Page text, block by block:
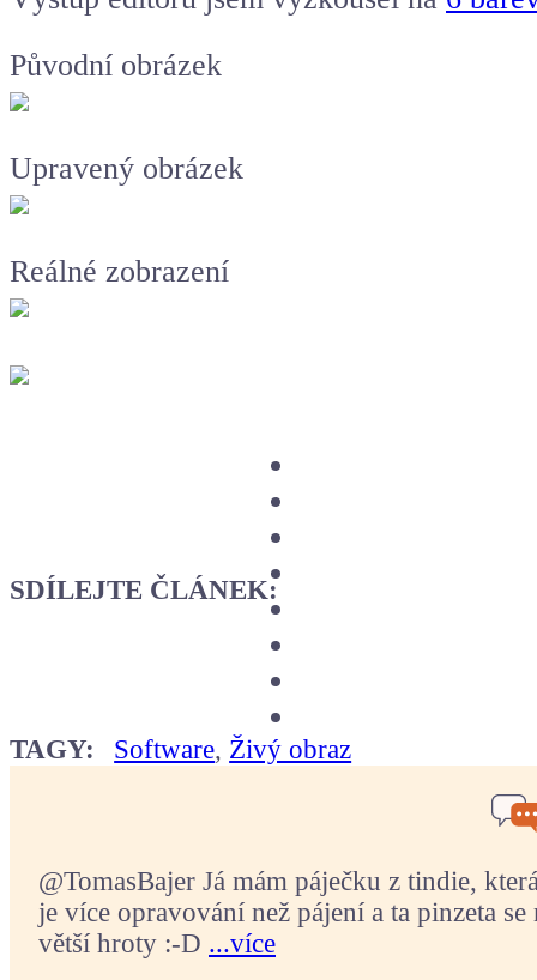
Původní obrázek
Upravený obrázek
Reálné zobrazení
SDÍLEJTE ČLÁNEK:
TAGY: Software, Živý obraz
@TomasBajer Já mám páječku z tindie,
je více opravování než pájení a ta pinzeta
větší hroty :-D ...více